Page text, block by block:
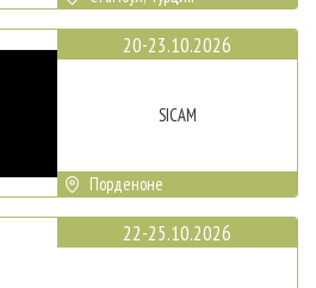
20-23.10.2026
SICAM
Порденоне
22-25.10.2026